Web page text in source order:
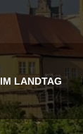
IM LANDTAG